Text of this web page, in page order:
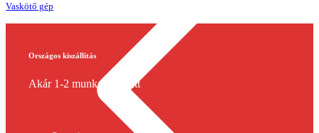
Vaskötő gép
Országos kiszállítás
Akár 1-2 munkanap alatt